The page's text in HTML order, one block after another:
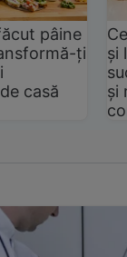
pâine
ți
casă
și
și